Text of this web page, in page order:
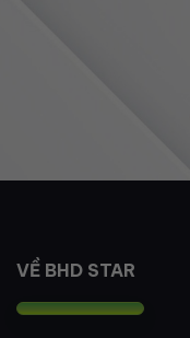
VỀ BHD STAR